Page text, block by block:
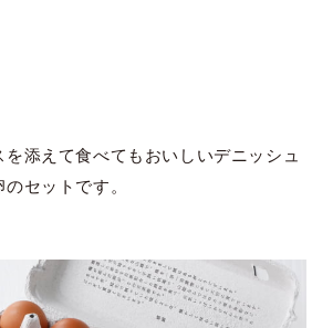
添えて食べてもおいしいデニッシュ
セットです。